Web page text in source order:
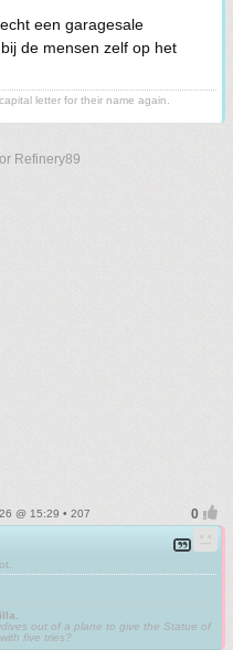
een garagesale
de mensen zelf op het
letter for their name again.
Refinery89
@ 15:29 • 207
out of a plane to give the Statue of
five tries?